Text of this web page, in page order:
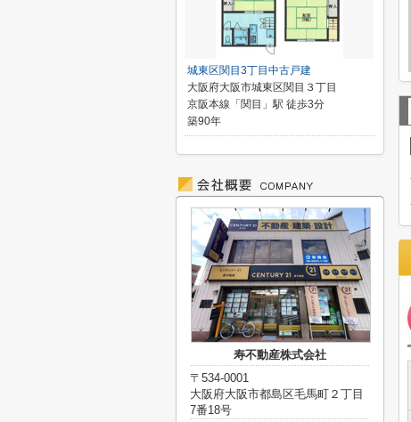
城東区関目3丁目中古戸建
大阪府大阪市城東区関目３丁目
京阪本線「関目」駅 徒歩3分
築90年
寿不動産株式会社
〒534-0001
大阪府大阪市都島区毛馬町２丁目
7番18号